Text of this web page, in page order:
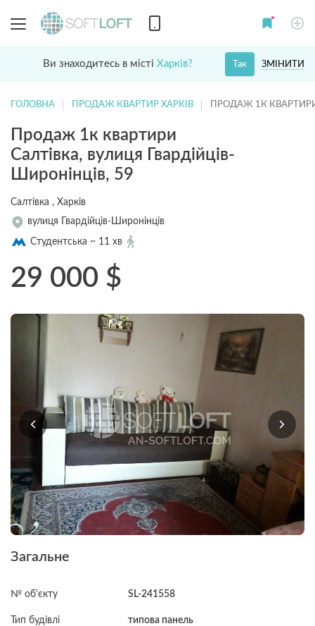
Ви знаходитесь в місті Харків? ЗМІНИТИ
Так
ГОЛОВНА ПРОДАЖ КВАРТИР ХАРКІВ ПРОДАЖ 1К
Продаж 1к квартири
Салтівка, вулиця Гвардійців-
Широнінців, 59
Салтівка , Харків
вулиця Гвардійців-Широнінців
Студентська ~ 11 хв
29 000 $
Загальне
№ об'єкту SL-241558
Тип будівлі типова панель